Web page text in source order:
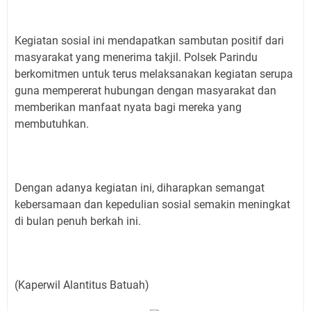
Kegiatan sosial ini mendapatkan sambutan positif dari
masyarakat yang menerima takjil. Polsek Parindu
berkomitmen untuk terus melaksanakan kegiatan serupa
guna mempererat hubungan dengan masyarakat dan
memberikan manfaat nyata bagi mereka yang
membutuhkan.
Dengan adanya kegiatan ini, diharapkan semangat
kebersamaan dan kepedulian sosial semakin meningkat
di bulan penuh berkah ini.
(Kaperwil Alantitus Batuah)